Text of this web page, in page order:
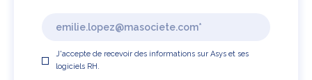
J'accepte de recevoir des informations sur Asys et ses
logiciels RH.